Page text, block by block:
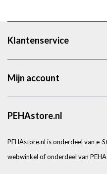
Klantenservice
Mijn account
PEHAstore.nl
PEHAstore.nl is onderdeel van e-
webwinkel of onderdeel van